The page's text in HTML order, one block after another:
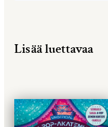
Lisää luettavaa